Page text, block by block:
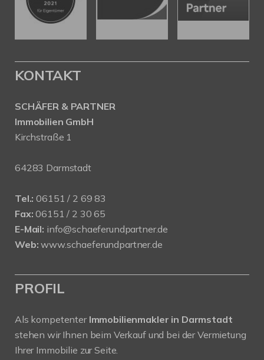
KONTAKT
SCHÄFER & PARTNER
Immobilien GmbH
Kirchstraße 1
64283 Darmstadt
Tel.: 06151 / 2 69 83
Fax: 06151 / 2 30 65
E-Mail: info@schaeferundpartner.de
Web: www.schaeferundpartner.de
PROFIL
Als kompetenter Immobilienmakler in Darmstadt
stehen wir Ihnen beim Verkauf und bei der Vermietung
Ihrer Immobilie zur Seite.